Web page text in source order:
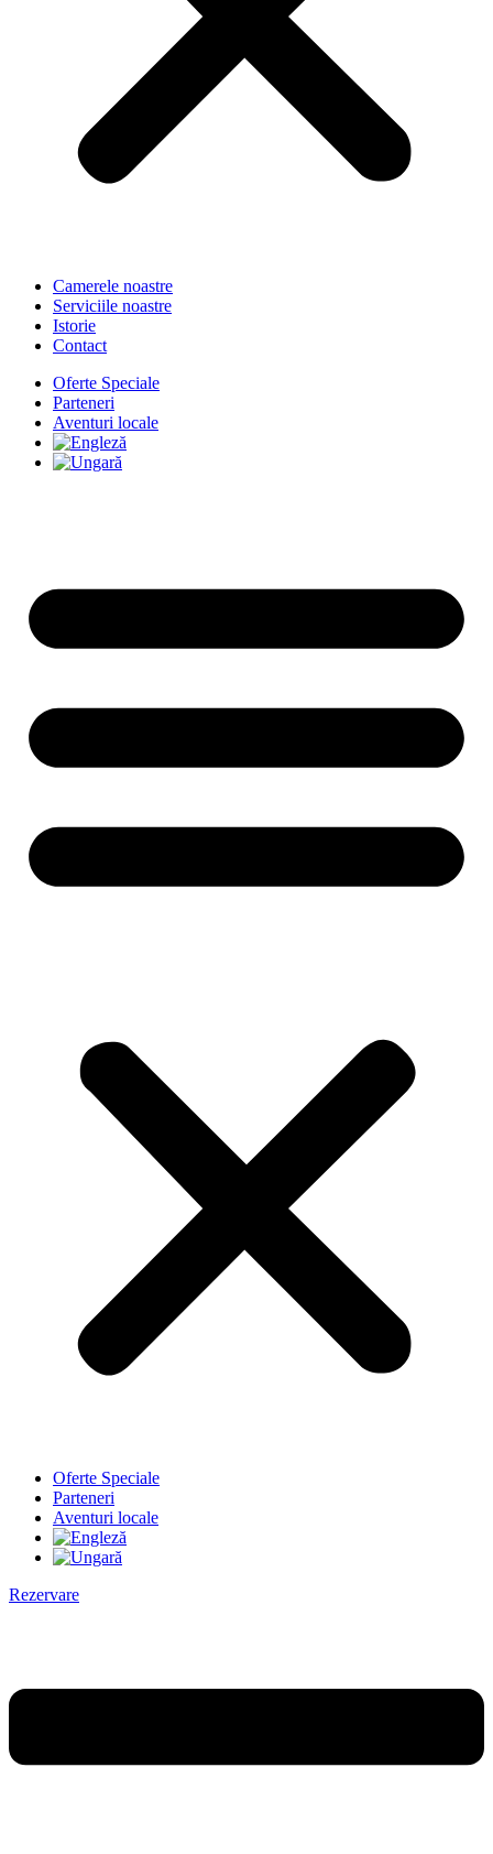
Camerele noastre
Serviciile noastre
Istorie
Contact
Oferte Speciale
Parteneri
Aventuri locale
Oferte Speciale
Parteneri
Aventuri locale
Rezervare